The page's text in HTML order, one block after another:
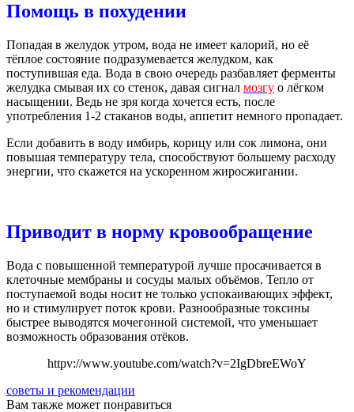
Помощь в похудении
Попадая в желудок утром, вода не имеет калорий, но её
тёплое состояние подразумевается желудком, как
поступившая еда. Вода в свою очередь разбавляет ферменты
желудка смывая их со стенок, давая сигнал мозгу о лёгком
насыщении. Ведь не зря когда хочется есть, после
употребления 1-2 стаканов воды, аппетит немного пропадает.
Если добавить в воду имбирь, корицу или сок лимона, они
повышая температуру тела, способствуют большему расходу
энергии, что скажется на ускоренном жиросжигании.
Приводит в норму кровообращение
Вода с повышенной температурой лучше просачивается в
клеточные мембраны и сосуды малых объёмов. Тепло от
поступаемой воды носит не только успокаивающих эффект,
но и стимулирует поток крови. Разнообразные токсины
быстрее выводятся мочегонной системой, что уменьшает
возможность образования отёков.
httpv://www.youtube.com/watch?v=2IgDbreEWoY
советы и рекомендации
Вам также может понравиться